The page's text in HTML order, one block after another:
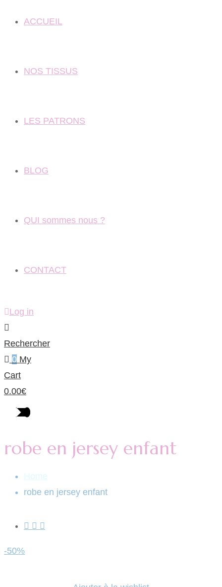
ACCUEIL
NOS TISSUS
LES PATRONS
BLOG
QUI sommes nous ?
CONTACT
Log in
Rechercher
0 My
Cart
0.00€
robe en jersey enfant
Home
robe en jersey enfant
-50%